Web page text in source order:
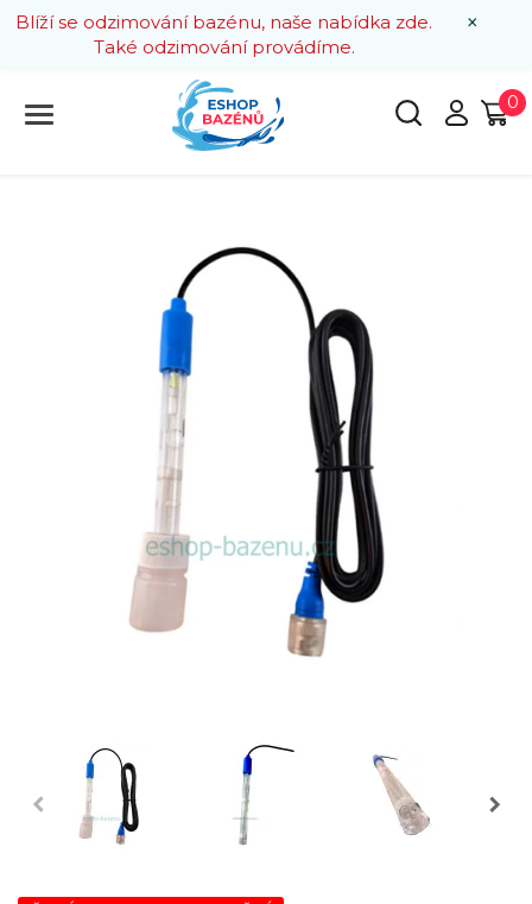
×
Blíží se odzimování bazénu, naše nabídka zde.
Také odzimování provádíme.
0